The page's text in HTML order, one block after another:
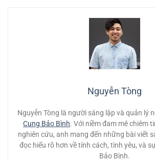
Nguyễn Tòng
Nguyễn Tòng là người sáng lập và quản lý
Cung Bảo Bình. Với niềm đam mê chiêm
nghiên cứu, anh mang đến những bài viết
đọc hiểu rõ hơn về tính cách, tình yêu, và
Bảo Bình.